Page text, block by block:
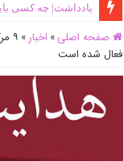
یادداشت| ‌چه کسی
صفحه اصلی » اخبار »
۹
فعال شده است